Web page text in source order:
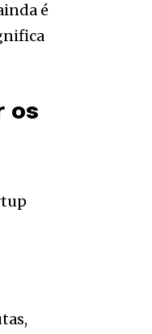
é
os